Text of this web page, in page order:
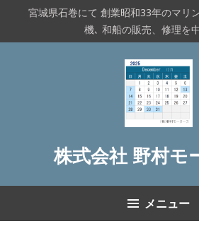
テ
宮城県石巻にて 創業昭和33年のマリ
機､ 和船の販売、修理を
株式会社 野村モ
メニュー